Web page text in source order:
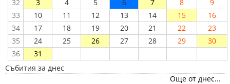
32
3 4 5 6 7 8
9
33
10 11 12 13 14 15
16
34
17 18 19 20 21 22
23
35
24 25 26 27 28 29
30
36
31
Събития за днес
Още от днес...